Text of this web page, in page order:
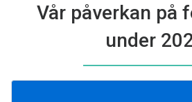
Vår påverkan på
under